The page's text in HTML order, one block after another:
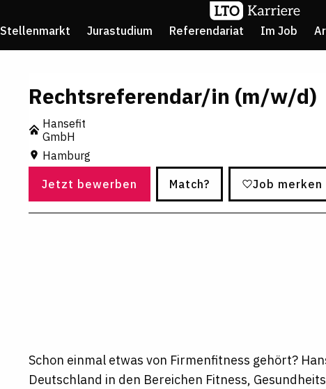
Stellenmarkt Jurastudium Referendariat Im Job
Rechtsreferendar/in (m/w/d)
Hansefit
GmbH
Hamburg
Jetzt bewerben Match? Job merken
Schon einmal etwas von Firmenfitness gehört?
Deutschland in den Bereichen Fitness,